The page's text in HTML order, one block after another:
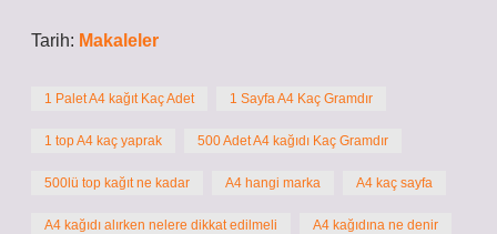
Tarih: Makaleler
1 Palet A4 kağıt Kaç Adet 1 Sayfa A4 Kaç Gramdır
1 top A4 kaç yaprak 500 Adet A4 kağıdı Kaç Gramdır
500lü top kağıt ne kadar A4 hangi marka A4 kaç sayfa
A4 kağıdı alırken nelere dikkat edilmeli A4 kağıdına ne denir